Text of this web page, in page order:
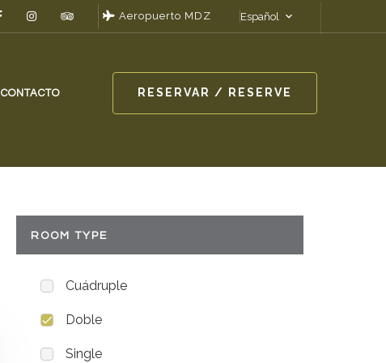
Aeropuerto MDZ Español
CONTACTO RESERVAR / RESERVE
ROOM TYPE
Cuádruple
Doble
Single